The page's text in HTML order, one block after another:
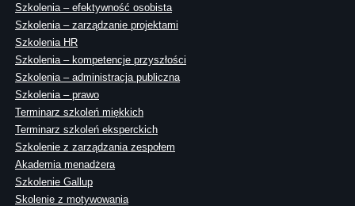
Szkolenia – efektywność osobista
Szkolenia – zarządzanie projektami
Szkolenia HR
Szkolenia – kompetencje przyszłości
Szkolenia – administracja publiczna
Szkolenia – prawo
Terminarz szkoleń miękkich
Terminarz szkoleń eksperckich
Szkolenie z zarządzania zespołem
Akademia menadżera
Szkolenie Gallup
Skolenie z motywowania